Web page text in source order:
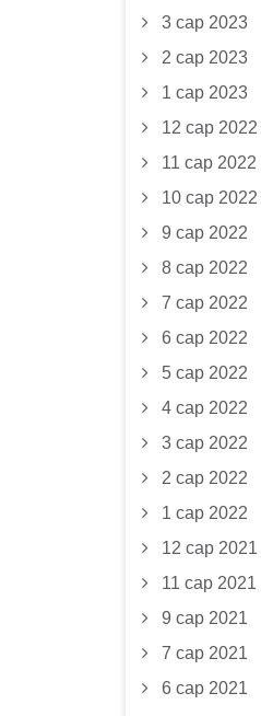
3 сар 2023
2 сар 2023
1 сар 2023
12 сар 2022
11 сар 2022
10 сар 2022
9 сар 2022
8 сар 2022
7 сар 2022
6 сар 2022
5 сар 2022
4 сар 2022
3 сар 2022
2 сар 2022
1 сар 2022
12 сар 2021
11 сар 2021
9 сар 2021
7 сар 2021
6 сар 2021